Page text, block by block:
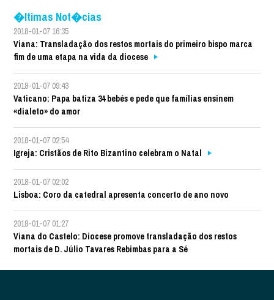
�ltimas Not�cias
2018-01-07 16:35
Viana: Transladação dos restos mortais do primeiro bispo marca
fim de uma etapa na vida da diocese
2018-01-07 09:43
Vaticano: Papa batiza 34 bebés e pede que famílias ensinem
«dialeto» do amor
2018-01-07 02:54
Igreja: Cristãos de Rito Bizantino celebram o Natal
2018-01-07 02:02
Lisboa: Coro da catedral apresenta concerto de ano novo
2018-01-07 01:27
Viana do Castelo: Diocese promove transladação dos restos
mortais de D. Júlio Tavares Rebimbas para a Sé